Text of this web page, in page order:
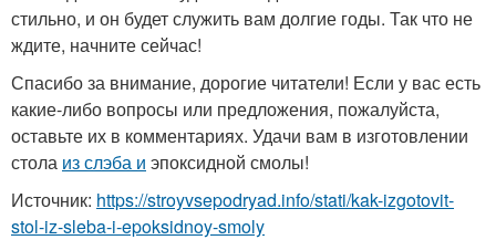
стильно, и он будет служить вам долгие годы. Так что не
ждите, начните сейчас!
Спасибо за внимание, дорогие читатели! Если у вас есть
какие-либо вопросы или предложения, пожалуйста,
оставьте их в комментариях. Удачи вам в изготовлении
стола из слэба и эпоксидной смолы!
Источник: https://stroyvsepodryad.info/stati/kak-izgotovit-
stol-iz-sleba-i-epoksidnoy-smoly